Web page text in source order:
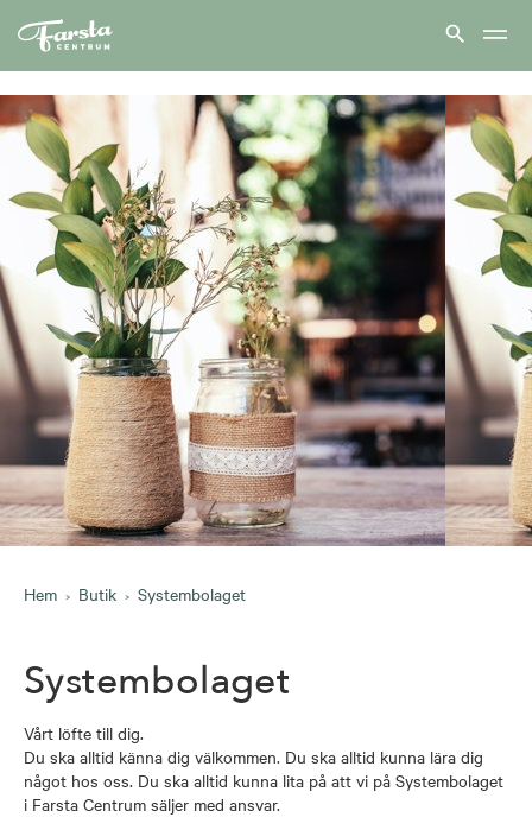
Farsta
hem
Hem Butik Systembolaget
Systembolaget
Vårt löfte till dig.
Du ska alltid känna dig välkommen. Du ska alltid kunna lära dig
något hos oss. Du ska alltid kunna lita på att vi på Systembolaget
i Farsta Centrum säljer med ansvar.